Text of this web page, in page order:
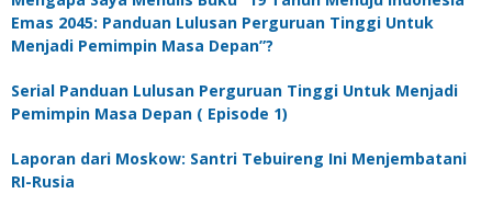
Emas 2045: Panduan Lulusan Perguruan Tinggi Untuk
Menjadi Pemimpin Masa Depan”?
Serial Panduan Lulusan Perguruan Tinggi Untuk Menjadi
Pemimpin Masa Depan ( Episode 1)
Laporan dari Moskow: Santri Tebuireng Ini Menjembatani
RI-Rusia